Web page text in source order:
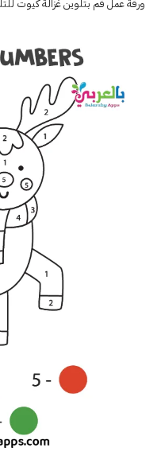
ورقة عمل قم بتلوين غزالة كيوت للتلوين عن الشتاء